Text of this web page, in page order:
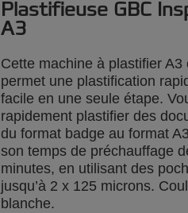
Plastifieuse GBC
A3
Cette machine à plastifier A3
permet une plastification
facile en une seule étape.
rapidement plastifier des
du format badge au format
son temps de préchauffage
minutes, en utilisant des
jusqu’à 2 x 125 microns.
blanche.